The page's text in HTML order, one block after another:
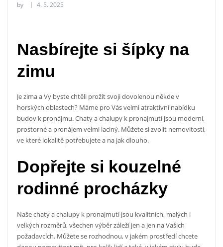
by 4. 5. 2025
Nasbírejte si šípky na
zimu
Je zima a Vy byste chtěli prožít svoji dovolenou někde v
horských oblastech? Máme pro Vás velmi atraktivní nabídku
budov k pronájmu. Chaty a chalupy k pronajmutí jsou moderní,
prostorné a pronájem velmi laciný. Můžete si zvolit nemovitosti,
ve které lokalitě potřebujete a na jak dlouho.
Dopřejte si kouzelné
rodinné procházky
Našechaty a chalupy k pronajmutíjsou kvalitních, malých i
velkých rozměrů, všechen výběr záleží jen a jen na Vašich
požadavcích. Můžete se rozhodnou, v jakém prostředí chcete